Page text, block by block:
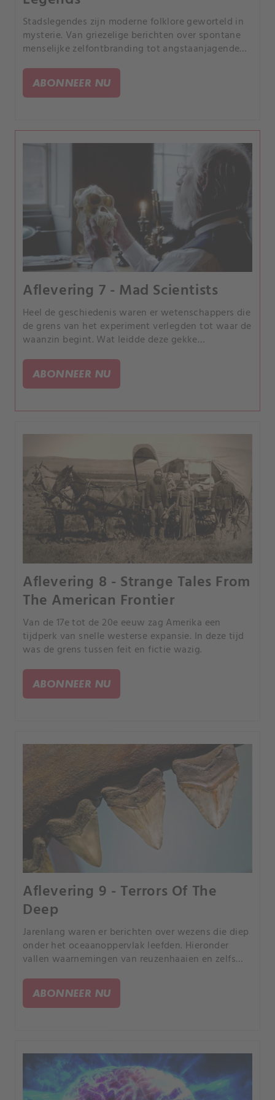
Stadslegendes zijn moderne folklore geworteld in
mysterie. Van griezelige berichten over spontane
menselijke zelfontbranding tot angstaanjagende
kunnen deze spannende legendes meer zijn dan
alleen verhalen?.
ABONNEER NU
Aflevering 7 - Mad Scientists
Heel de geschiedenis waren er wetenschappers die
de grens van het experiment verlegden tot waar de
waanzin begint. Wat leidde deze gekke
vergaren een vreemd, duister pad opgingen?.
ABONNEER NU
Aflevering 8 - Strange Tales From
The American Frontier
Van de 17e tot de 20e eeuw zag Amerika een
tijdperk van snelle westerse expansie. In deze tijd
was de grens tussen feit en fictie wazig.
ABONNEER NU
Aflevering 9 - Terrors Of The
Deep
Jarenlang waren er berichten over wezens die diep
onder het oceaanoppervlak leefden. Hieronder
vallen waarnemingen van reuzenhaaien en zelfs
ABONNEER NU